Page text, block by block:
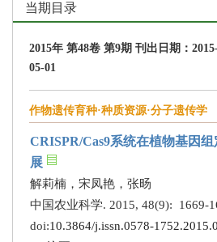
当期目录
2015年 第48卷 第9期 刊出日期：
05-01
作物遗传育种·种质资源·分子遗传学
CRISPR/Cas9系统在植物基因
展
解莉楠，宋凤艳，张旸
中国农业科学. 2015, 48(9): 1669-
doi:10.3864/j.issn.0578-